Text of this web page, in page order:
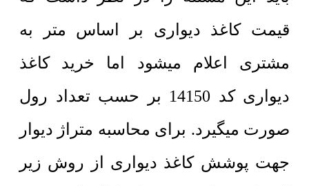
قیمت کاغذ دیواری بر اساس متر به
مشتری اعلام میشود اما خرید کاغذ
دیواری کد 14150 بر حسب تعداد رول
صورت میگیرد. برای محاسبه متراژ دیوار
جهت پوشش کاغذ دیواری از روش زیر